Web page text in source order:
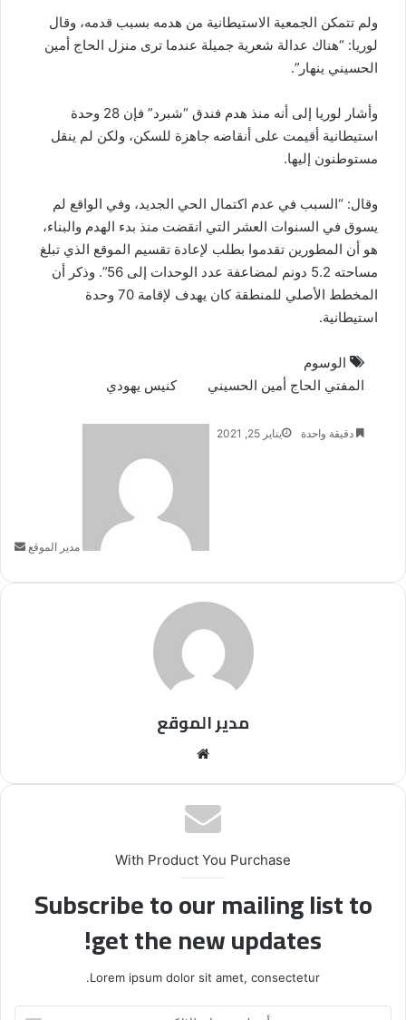
ولم تتمكن الجمعية الاستيطانية من هدمه بسبب قدمه، وقال
لوريا: “هناك عدالة شعرية جميلة عندما ترى منزل الحاج أمين
الحسيني ينهار”.
وأشار لوريا إلى أنه منذ هدم فندق “شبرد” فإن 28 وحدة
استيطانية أقيمت على أنقاضه جاهزة للسكن، ولكن لم ينقل
مستوطنون إليها.
وقال: “السبب في عدم اكتمال الحي الجديد، وفي الواقع لم
يسوق في السنوات العشر التي انقضت منذ بدء الهدم والبناء،
هو أن المطورين تقدموا بطلب لإعادة تقسيم الموقع الذي تبلغ
مساحته 5.2 دونم لمضاعفة عدد الوحدات إلى 56”. وذكر أن
المخطط الأصلي للمنطقة كان يهدف لإقامة 70 وحدة
استيطانية.
الوسوم
المفتي الحاج أمين الحسيني
كنيس يهودي
مدير الموقع
يناير 25, 2021 دقيقة واحدة
مدير الموقع
With Product You Purchase
Subscribe to our mailing list to
get the new updates!
Lorem ipsum dolor sit amet, consectetur.